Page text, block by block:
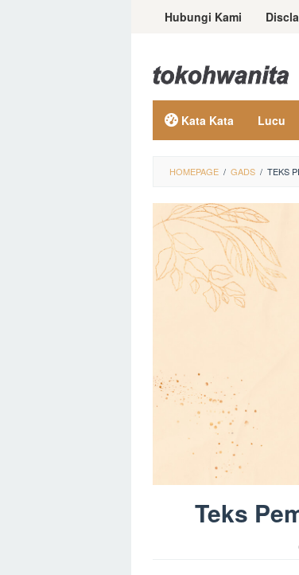
LoncatHubungi Kami
Kata Kata Lucu
HOMEPAGE / GADS / TEKS
Teks